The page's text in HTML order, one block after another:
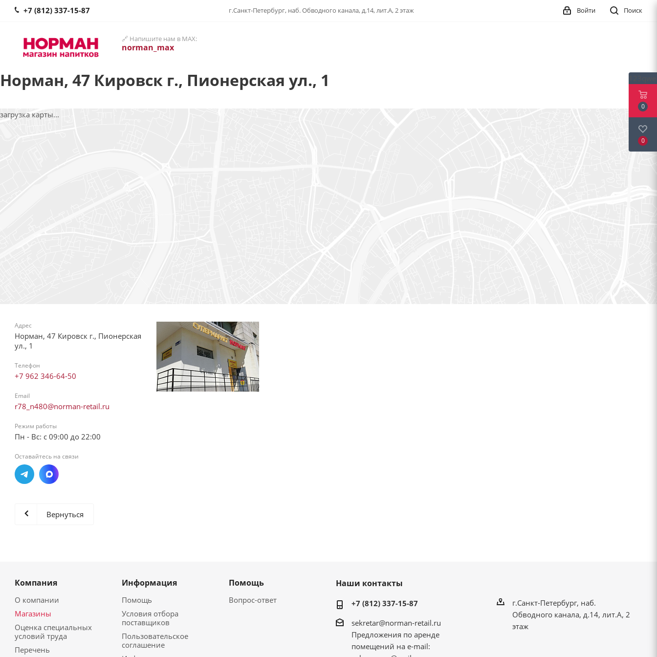
+7 (812) 337-15-87 г.Санкт-Петербург, наб. Обводного канала, д.14, лит.А, 2 этаж Поиск
Войти
🔗 Напишите нам в MAX:
norman_max
Норман, 47 Кировск г., Пионерская ул., 1
загрузка карты...
Адрес
Норман, 47 Кировск г., Пионерская
ул., 1
Телефон
+7 962 346-64-50
Email
r78_n480@norman-retail.ru
Режим работы
Пн - Вс: с 09:00 до 22:00
Оставайтесь на связи
Вернуться
Компания
О компании
Магазины
Оценка специальных
условий труда
Перечень
Информация
Помощь
Условия отбора
поставщиков
Пользовательское
соглашение
Помощь
Вопрос-ответ
Наши контакты
+7 (812) 337-15-87
sekretar@norman-retail.ru
Предложения по аренде
помещений на e-mail:
г.Санкт-Петербург, наб.
Обводного канала, д.14, лит.А, 2
этаж
0
0